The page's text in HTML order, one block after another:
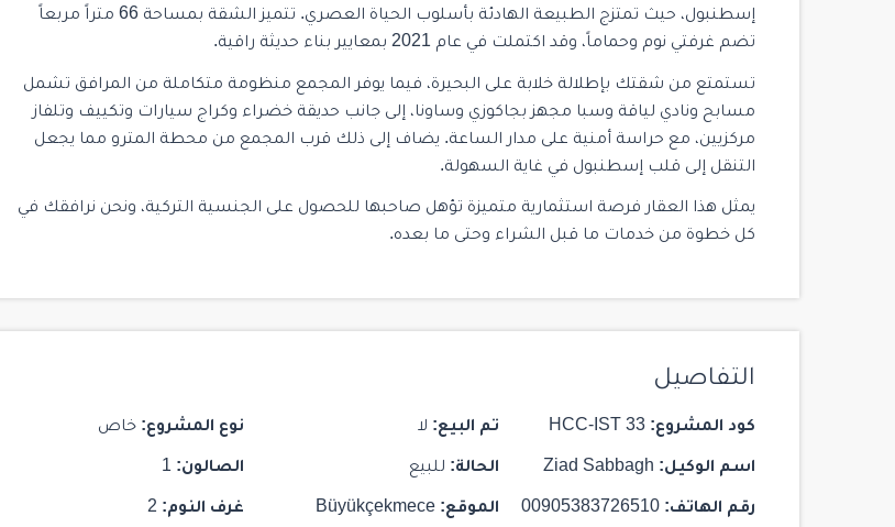
إسطنبول، حيث تمتزج الطبيعة الهادئة بأسلوب الحياة العصري. تتميز الشقة بمساحة 66 متراً مربعاً
تضم غرفتي نوم وحماماً، وقد اكتملت في عام 2021 بمعايير بناء حديثة راقية.
تستمتع من شقتك بإطلالة خلابة على البحيرة، فيما يوفر المجمع منظومة متكاملة من المرافق تشمل
مسابح ونادي لياقة وسبا مجهز بجاكوزي وساونا، إلى جانب حديقة خضراء وكراج سيارات وتكييف وتلفاز
مركزيين، مع حراسة أمنية على مدار الساعة. يضاف إلى ذلك قرب المجمع من محطة المترو مما يجعل
التنقل إلى قلب إسطنبول في غاية السهولة.
يمثل هذا العقار فرصة استثمارية متميزة تؤهل صاحبها للحصول على الجنسية التركية، ونحن نرافقك في
كل خطوة من خدمات ما قبل الشراء وحتى ما بعده.
التفاصيل
كود المشروع:
اسم الوكيل:
رقم الهاتف:
تم البيع:
الحالة:
الموقع: Büyükçekmece
نوع المشروع: خاص
الصالون: 1
غرف النوم:
28
HCC-IST 142 MARTİ RESIDENCE
28
HCC-IST 141 ELITE CONCEPT